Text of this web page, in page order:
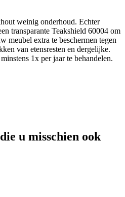
weinig onderhoud. Echter
transparante Teakshield 60004 om
meubel extra te beschermen tegen
van etensresten en dergelijke.
1x per jaar te behandelen.
u misschien ook